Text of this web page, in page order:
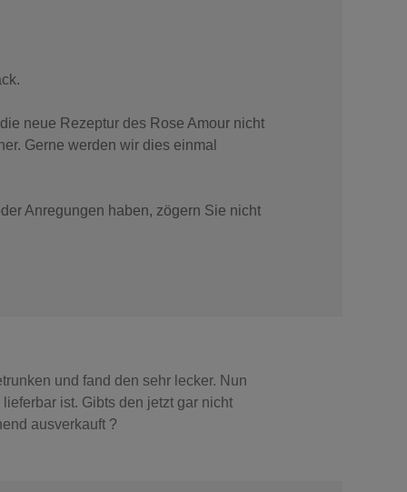
neue Rezeptur des Rose Amour nicht
Gerne werden wir dies einmal
Anregungen haben, zögern Sie nicht
und fand den sehr lecker. Nun
ist. Gibts den jetzt gar nicht
ausverkauft ?